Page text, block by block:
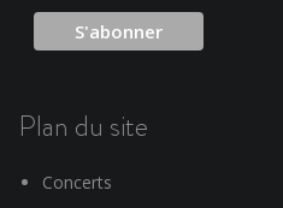
Plan du site
Concerts